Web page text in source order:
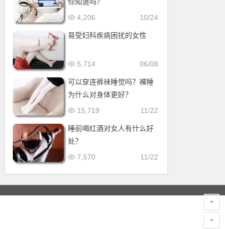
10/24
4,206
易受妇科疾病困扰的女性
06/08
5,714
可以穿连裤袜睡觉吗？裸睡
为什么对身体更好？
11/22
15,719
睡前喝红酒对女人有什么好
处？
11/22
7,570